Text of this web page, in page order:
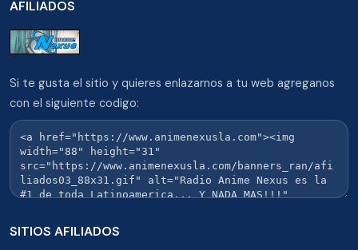
AFILIADOS
Si te gusta el sitio y quieres enlazarnos a tu web agreganos
con el siguiente codigo:
SITIOS AFILIADOS